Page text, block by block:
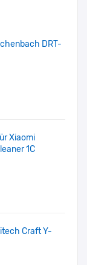
DRT-
Xiaomi
1C
Craft Y-